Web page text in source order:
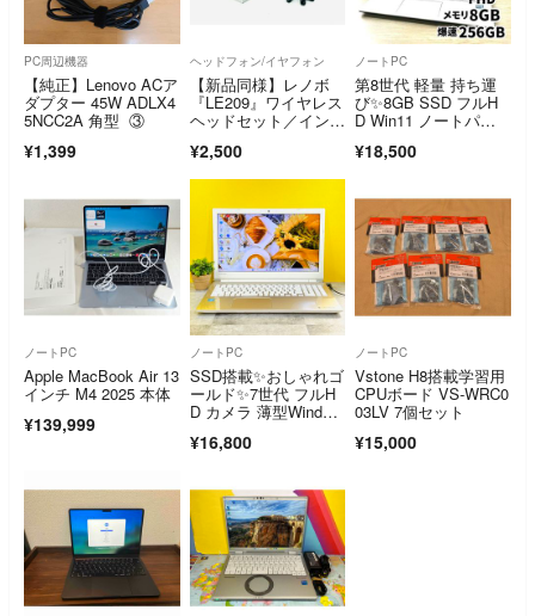
PC周辺機器
【純正】Lenovo ACア
ダプター 45W ADLX4
5NCC2A 角型 ③
¥1,399
ヘッドフォン/イヤフォン
【新品同様】レノボ
『LE209』ワイヤレス
ヘッドセット／インイ
¥2,500
ノートPC
第8世代 軽量 持ち運
び✨8GB SSD フルH
D Win11 ノートパソ
¥18,500
ノートPC
Apple MacBook Air 13
インチ M4 2025 本体
¥139,999
ノートPC
SSD搭載✨おしゃれゴ
ールド✨7世代 フルH
D カメラ 薄型Window
¥16,800
ノートPC
Vstone H8搭載学習用
CPUボード VS-WRC0
03LV 7個セット
¥15,000